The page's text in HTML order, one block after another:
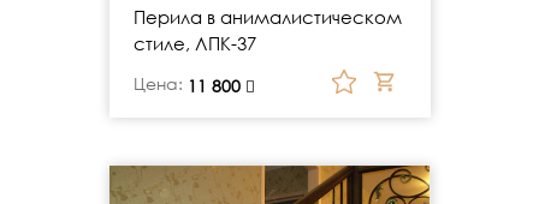
Перила в анималистическом
стиле, ЛПК-37
Цена: 11 800
руб.